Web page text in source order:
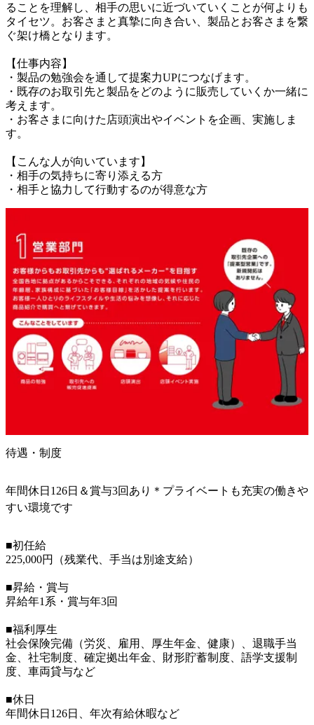
ることを理解し、相手の思いに近づいていくことが何よりも
タイセツ。お客さまと真摯に向き合い、製品とお客さまを繋
ぐ架け橋となります。
【仕事内容】
・製品の勉強会を通して提案力UPにつなげます。
・既存のお取引先と製品をどのように販売していくか一緒に
考えます。
・お客さまに向けた店頭演出やイベントを企画、実施しま
す。
【こんな人が向いています】
・相手の気持ちに寄り添える方
・相手と協力して行動するのが得意な方
待遇・制度
年間休日126日＆賞与3回あり＊プライベートも充実の働きや
すい環境です
■初任給
225,000円（残業代、手当は別途支給）
■昇給・賞与
昇給年1系・賞与年3回
■福利厚生
社会保険完備（労災、雇用、厚生年金、健康）、退職手当
金、社宅制度、確定拠出年金、財形貯蓄制度、語学支援制
度、車両貸与など
■休日
年間休日126日、年次有給休暇など